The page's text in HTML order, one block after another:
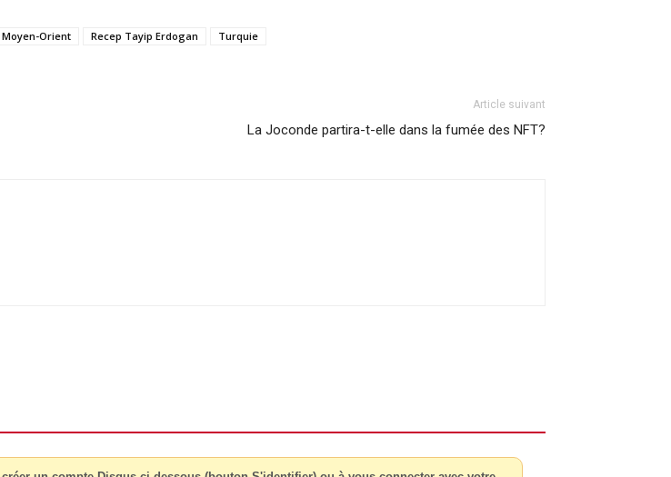
Moyen-Orient Recep Tayip Erdogan Turquie
Article suivant
La Joconde partira-t-elle dans la fumée des NFT?